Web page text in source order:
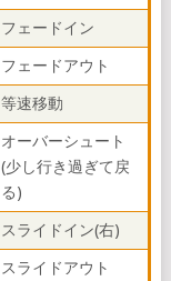
フェードイン
フェードアウト
等速移動
オーバーシュート
(少し行き過ぎて戻
る)
スライドイン(右)
スライドアウト